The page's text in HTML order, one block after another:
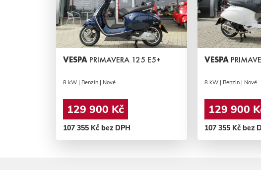
VESPA PRIMAVERA 125 E5+
8 kW | Benzin | Nové
129 900 Kč
107 355 Kč bez DPH
VESPA
8 kW | Benzin | Nové
129 900
107 355 Kč bez